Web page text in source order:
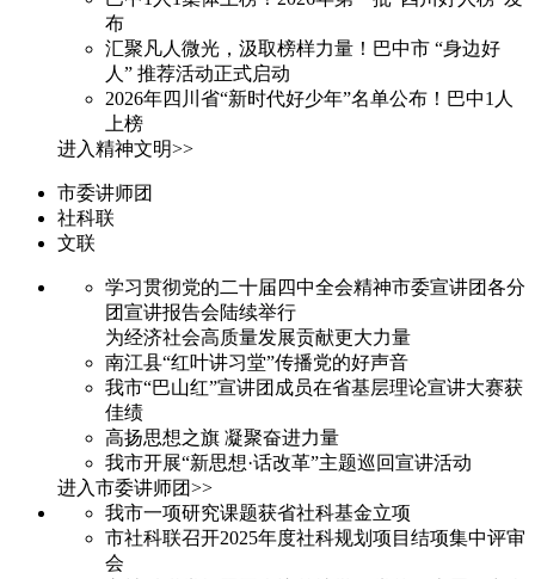
布
汇聚凡人微光，汲取榜样力量！巴中市 “身边好
人” 推荐活动正式启动
2026年四川省“新时代好少年”名单公布！巴中1人
上榜
进入精神文明>>
市委讲师团
社科联
文联
学习贯彻党的二十届四中全会精神市委宣讲团各分
团宣讲报告会陆续举行
为经济社会高质量发展贡献更大力量
南江县“红叶讲习堂”传播党的好声音
我市“巴山红”宣讲团成员在省基层理论宣讲大赛获
佳绩
高扬思想之旗 凝聚奋进力量
我市开展“新思想·话改革”主题巡回宣讲活动
进入市委讲师团>>
我市一项研究课题获省社科基金立项
市社科联召开2025年度社科规划项目结项集中评审
会